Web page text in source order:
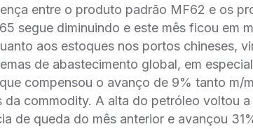
entre o produto padrão MF62 e os
segue diminuindo e este mês ficou em
aos estoques nos portos chineses,
de abastecimento global, em
compensou o avanço de 9% tanto m/
da commodity. A alta do petróleo voltou
de queda do mês anterior e avançou